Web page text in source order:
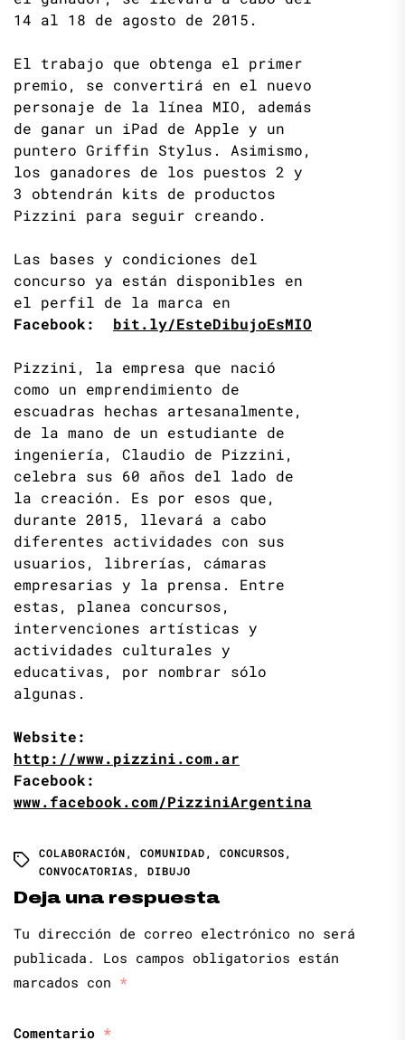
14 al 18 de agosto de 2015.
El trabajo que obtenga el primer
premio, se convertirá en el nuevo
personaje de la línea MIO, además
de ganar un iPad de Apple y un
puntero Griffin Stylus. Asimismo,
los ganadores de los puestos 2 y
3 obtendrán kits de productos
Pizzini para seguir creando.
Las bases y condiciones del
concurso ya están disponibles en
el perfil de la marca en
Facebook: bit.ly/EsteDibujoEsMIO
Pizzini, la empresa que nació
como un emprendimiento de
escuadras hechas artesanalmente,
de la mano de un estudiante de
ingeniería, Claudio de Pizzini,
celebra sus 60 años del lado de
la creación. Es por esos que,
durante 2015, llevará a cabo
diferentes actividades con sus
usuarios, librerías, cámaras
empresarias y la prensa. Entre
estas, planea concursos,
intervenciones artísticas y
actividades culturales y
educativas, por nombrar sólo
algunas.
Website:
http://www.pizzini.com.ar
Facebook:
www.facebook.com/PizziniArgentina
COLABORACIÓN, COMUNIDAD, CONCURSOS,
CONVOCATORIAS, DIBUJO
Deja una respuesta
Tu dirección de correo electrónico no será
publicada.
Los campos obligatorios están
marcados con *
Comentario *